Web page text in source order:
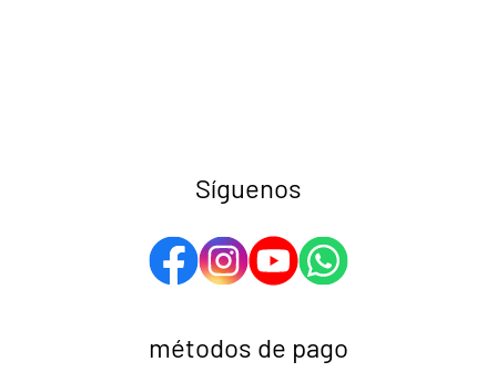
Síguenos
métodos de pago